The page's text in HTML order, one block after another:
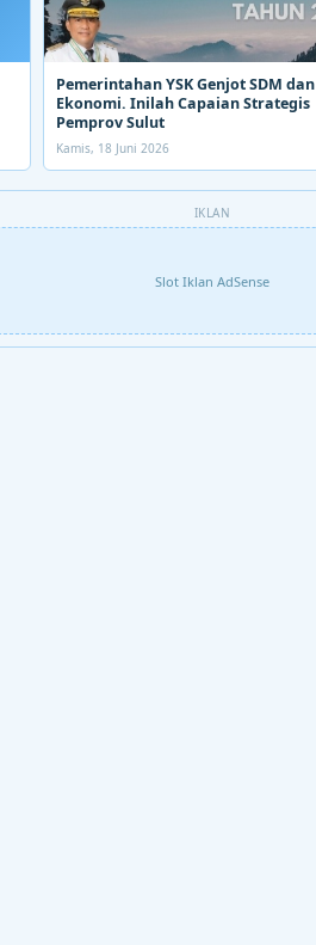
Pemerintahan YSK Genjot SDM dan
Ekonomi. Inilah Capaian Strategis
Pemprov Sulut
Kamis, 18 Juni 2026
IKLAN
Slot Iklan AdSense